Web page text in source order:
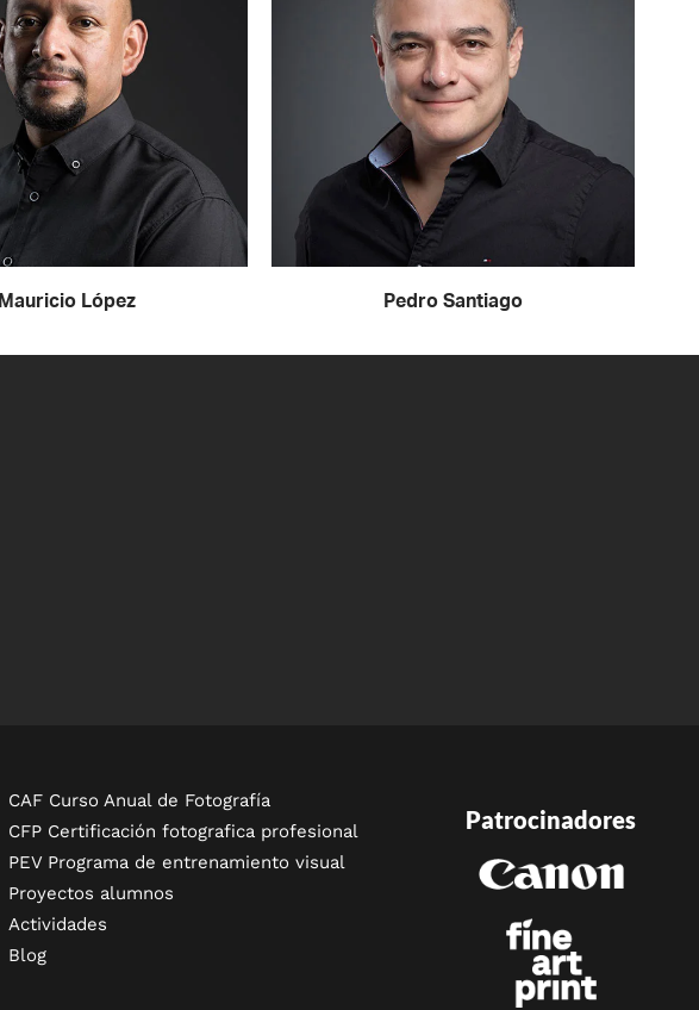
Mauricio López Pedro Santiago
CAF Curso Anual de Fotografía
CFP Certificación fotografica profesional
PEV Programa de entrenamiento visual
Proyectos alumnos
Actividades
Blog
Patrocinadores